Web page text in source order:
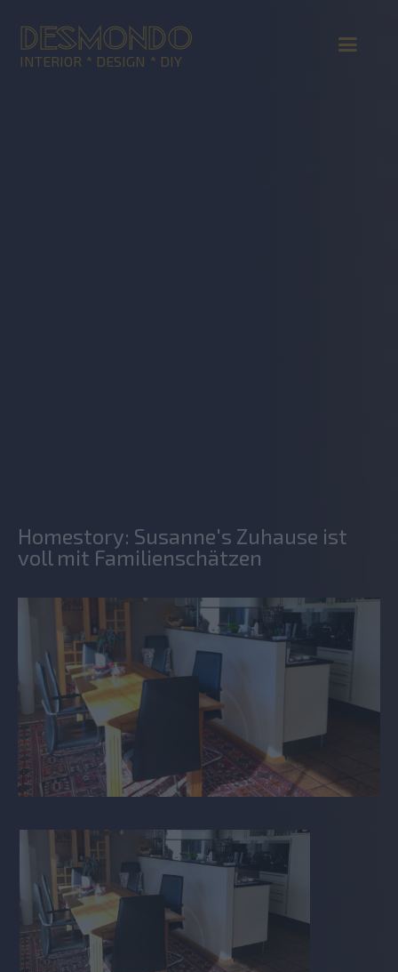
DESMONDO
INTERIOR * DESIGN * DIY
Homestory: Susanne's Zuhause ist
voll mit Familienschätzen